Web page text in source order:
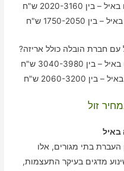
זול
באיל
העברת בתי מגורים, אלו
מדגים בעיקר התעצמות,